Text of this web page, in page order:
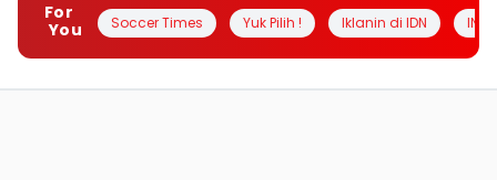
For
You
Soccer Times Yuk Pilih ! Iklanin di IDN